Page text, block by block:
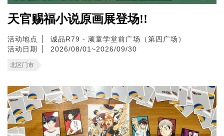
天官赐福小说原画展登场!!
活动地点
诚品R79 - 顽童学堂前广场（第四广场）
活动日期
2026/08/01~2026/09/30
北区门市